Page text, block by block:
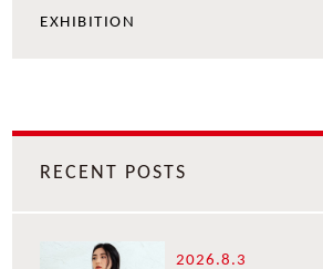
EXHIBITION
RECENT POSTS
2026.8.3